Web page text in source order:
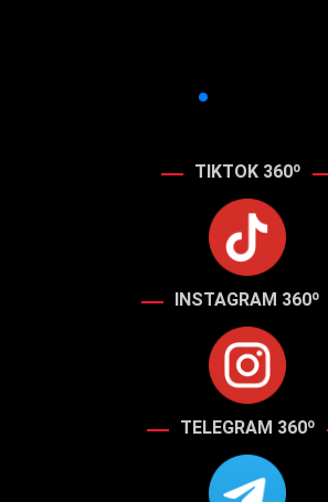
TIKTOK 360º
INSTAGRAM 360º
TELEGRAM 360º